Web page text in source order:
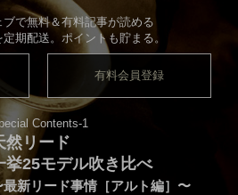
で無料＆有料記事が読める
期配送。ポイントも貯まる。
有料会員登録
Contents-1
然リード
挙25モデル吹き比べ
最新リード事情［アルト編］〜